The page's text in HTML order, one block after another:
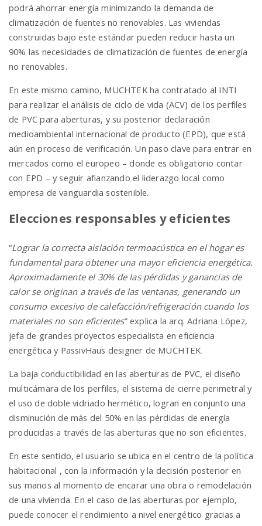
podrá ahorrar energía minimizando la demanda de
climatización de fuentes no renovables. Las viviendas
construidas bajo este estándar pueden reducir hasta un
90% las necesidades de climatización de fuentes de energía
no renovables.
En este mismo camino, MUCHTEK ha contratado al INTI
para realizar el análisis de ciclo de vida (ACV) de los perfiles
de PVC para aberturas, y su posterior declaración
medioambiental internacional de producto (EPD), que está
aún en proceso de verificación. Un paso clave para entrar en
mercados como el europeo – donde es obligatorio contar
con EPD – y seguir afianzando el liderazgo local como
empresa de vanguardia sostenible.
Elecciones responsables y eficientes
“Lograr la correcta aislación termoacústica en el hogar es
fundamental para obtener una mayor eficiencia energética.
Aproximadamente el 30% de las pérdidas y ganancias de
calor se originan a través de las ventanas, generando un
consumo excesivo de calefacción/refrigeración cuando los
materiales no son eficientes” explica la arq. Adriana López,
jefa de grandes proyectos especialista en eficiencia
energética y PassivHaus designer de MUCHTEK.
La baja conductibilidad en las aberturas de PVC, el diseño
multicámara de los perfiles, el sistema de cierre perimetral y
el uso de doble vidriado hermético, logran en conjunto una
disminución de más del 50% en las pérdidas de energía
producidas a través de las aberturas que no son eficientes.
En este sentido, el usuario se ubica en el centro de la política
habitacional , con la información y la decisión posterior en
sus manos al momento de encarar una obra o remodelación
de una vivienda. En el caso de las aberturas por ejemplo,
puede conocer el rendimiento a nivel energético gracias a